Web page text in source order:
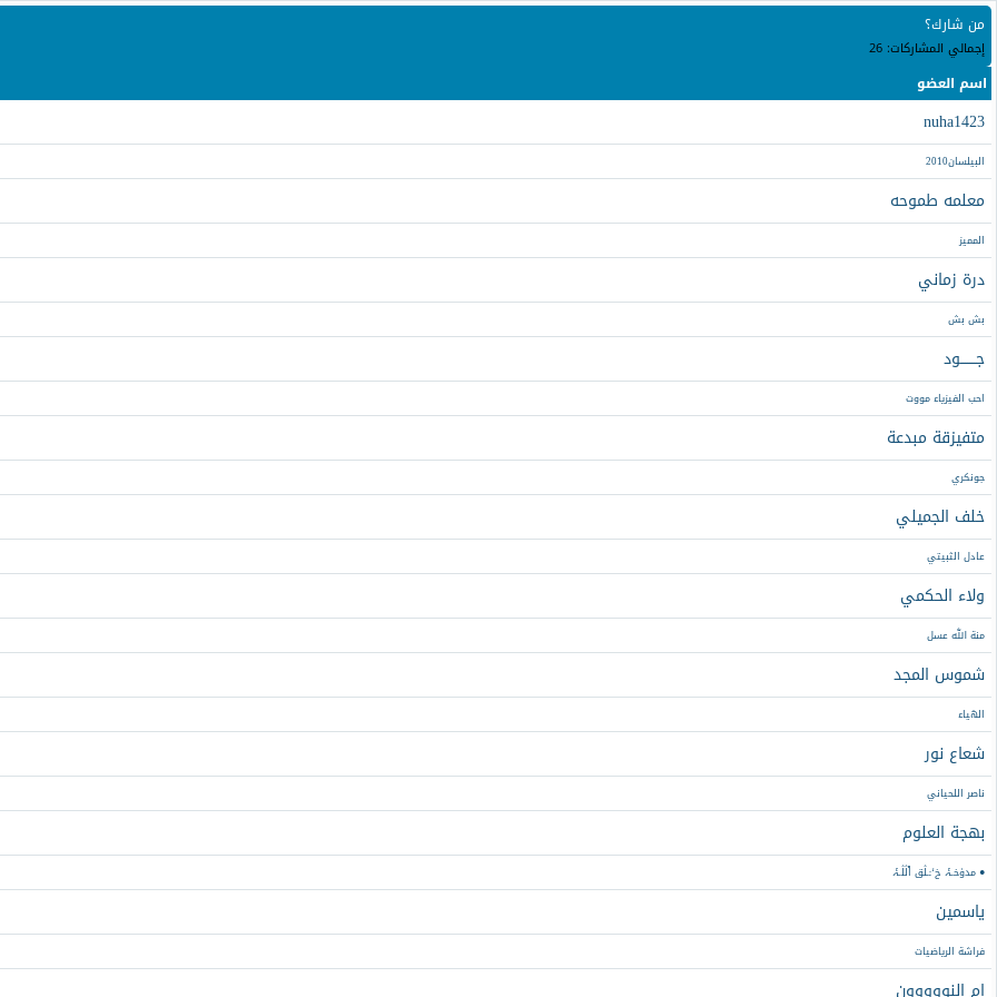
من شارك؟
إجمالي المشاركات: 26
اسم العضو
nuha1423
البيلسان2010
معلمه طموحه
المميز
درة زماني
بش بش
جـــــــود
احب الفيزياء مووت
متفيزقة مبدعة
جونكري
خلف الجميلي
عادل الثبيتي
ولاء الحكمي
منة الله عسل
شموس المجد
الهَياء
شعاع نور
ناصر اللحياني
بهجة العلوم
‏● مدۈخـۂ خ‘ـَـڷق اْڷڷـۂ
ياسمين
فراشة الرياضيات
ام النووووون